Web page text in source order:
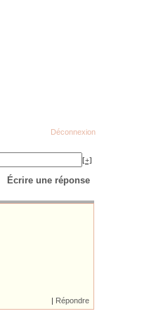
Déconnexion
[+]
Écrire une réponse
| Répondre